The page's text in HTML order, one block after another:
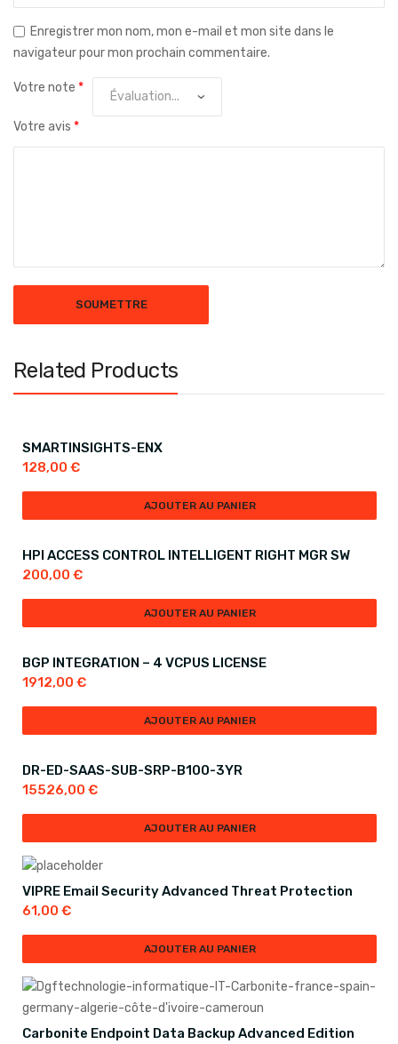
Enregistrer mon nom, mon e-mail et mon site dans le
navigateur pour mon prochain commentaire.
Votre note *
Votre avis *
Related Products
SMARTINSIGHTS-ENX
128,00 €
AJOUTER AU PANIER
HPI ACCESS CONTROL INTELLIGENT RIGHT MGR SW
200,00 €
AJOUTER AU PANIER
BGP INTEGRATION – 4 VCPUS LICENSE
1912,00 €
AJOUTER AU PANIER
DR-ED-SAAS-SUB-SRP-B100-3YR
15526,00 €
AJOUTER AU PANIER
VIPRE Email Security Advanced Threat Protection
61,00 €
AJOUTER AU PANIER
Carbonite Endpoint Data Backup Advanced Edition